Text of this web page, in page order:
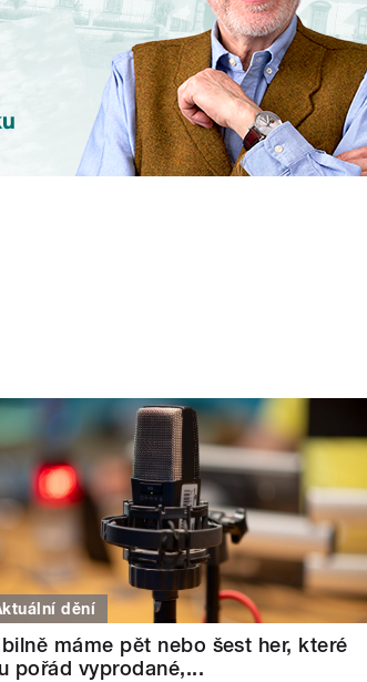
dění
máme pět nebo šest her, které
pořád vyprodané,...